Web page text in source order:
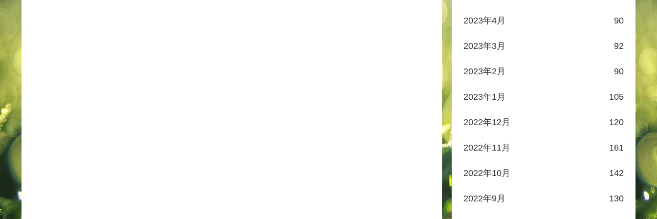
2023年4月 90
2023年3月 92
2023年2月 90
2023年1月 105
2022年12月 120
2022年11月 161
2022年10月 142
2022年9月 130